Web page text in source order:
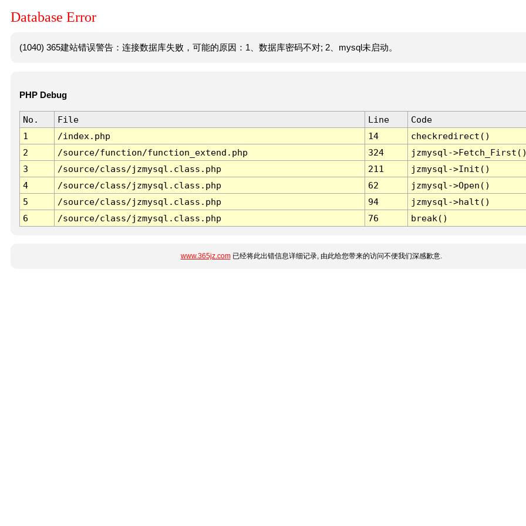
Database Error
(1040) 365建站错误警告：连接数据库失败，可能的原因：1、数据库密码不对; 2、mysql未启动。
PHP Debug
No. File Line
Code
1
/index.php 14
checkredirect()
2
/source/function/function_extend.php 324
jzmysql-
3
/source/class/jzmysql.class.php 211
jzmysql->Init()
4
/source/class/jzmysql.class.php 62
jzmysql->Open()
5
/source/class/jzmysql.class.php 94
jzmysql->halt()
6
/source/class/jzmysql.class.php 76 break()
www.365jz.com已经将此出错信息详细记录, 由此给您带来的访问不便我们深感歉意.